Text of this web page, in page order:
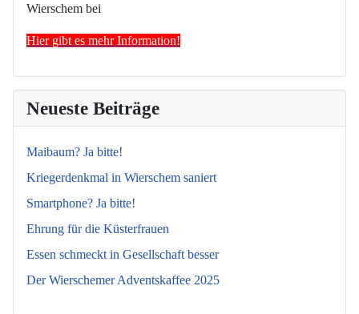
Wierschem bei
Hier gibt es mehr Information!
Neueste Beiträge
Maibaum? Ja bitte!
Kriegerdenkmal in Wierschem saniert
Smartphone? Ja bitte!
Ehrung für die Küsterfrauen
Essen schmeckt in Gesellschaft besser
Der Wierschemer Adventskaffee 2025